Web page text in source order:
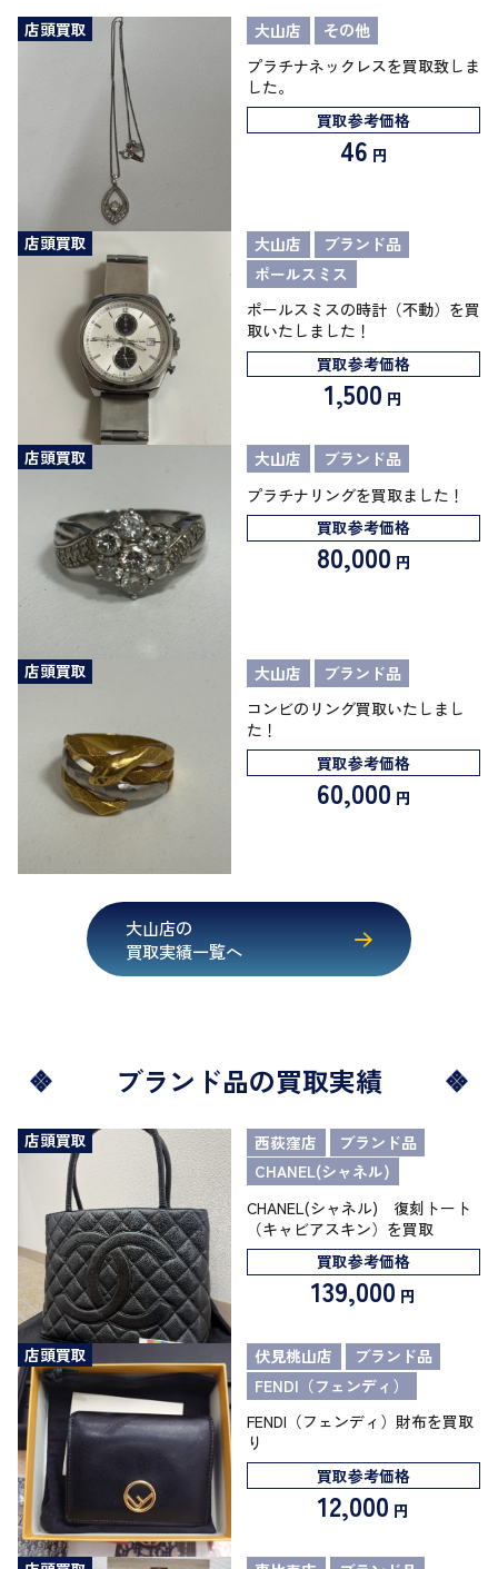
店頭買取 大山店
その他
プラチナネックレスを買取致しま
した。
買取参考価格
46 円
店頭買取 大山店
ブランド品
ポールスミス
ポールスミスの時計（不動）を買
取いたしました！
買取参考価格
1,500 円
店頭買取 大山店
ブランド品
プラチナリングを買取ました！
買取参考価格
80,000 円
店頭買取 大山店
ブランド品
コンビのリング買取いたしまし
た！
買取参考価格
60,000 円
大山店の
買取実績一覧へ
ブランド品の買取実績
店頭買取 西荻窪店
ブランド品
CHANEL(シャネル)
CHANEL(シャネル) 復刻トート
（キャビアスキン）を買取
買取参考価格
139,000 円
店頭買取 伏見桃山店
ブランド品
FENDI（フェンディ）
FENDI（フェンディ）財布を買取
り
買取参考価格
12,000 円